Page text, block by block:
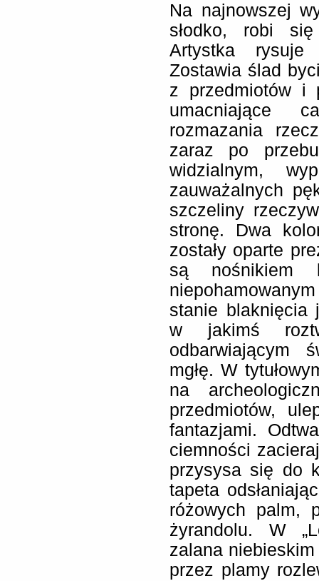
Na najnowszej
słodko, robi
Artystka rysuje
Zostawia ślad
z przedmiotów i
umacniające
rozmazania
zaraz po
widzialnym,
zauważalnych
szczeliny
stronę. Dwa
zostały oparte
są nośnikiem
stanie blaknięcia
w jakimś
odbarwiającym
mgłę. W
na
przedmiotów,
fantazjami.
ciemności
przysysa się do
tapeta
różowych palm,
żyrandolu. W
zalana
przez plamy